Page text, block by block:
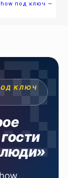
под ключ —
КЛЮЧ